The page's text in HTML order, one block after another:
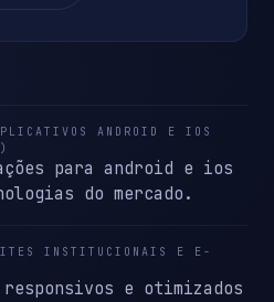
ANDROID E IOS
para android e ios
do mercado.
INSTITUCIONAIS E E-
responsivos e otimizados